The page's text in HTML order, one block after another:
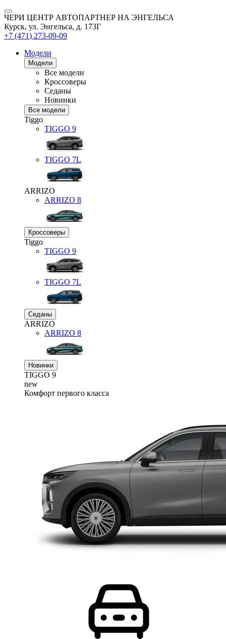
ЧЕРИ ЦЕНТР АВТОПАРТНЕР НА ЭНГЕЛЬСА
Курск, ул. Энгельса, д. 173Г
+7 (471) 273-09-09
Модели
Модели
Все модели
Кроссоверы
Седаны
Новинки
Все модели
Tiggo
TIGGO 9
TIGGO 7L
ARRIZO
ARRIZO 8
Кроссоверы
Tiggo
TIGGO 9
TIGGO 7L
Седаны
ARRIZO
ARRIZO 8
Новинки
TIGGO 9
new
Комфорт первого класса